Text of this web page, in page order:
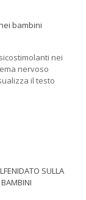
bambini
nei
nervoso
il testo
SULLA